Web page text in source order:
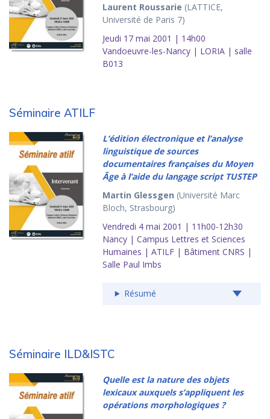
Laurent Roussarie (LATTICE,
Université de Paris 7)
Jeudi 17 mai 2001 | 14h00
Vandoeuvre-les-Nancy | LORIA | salle
B013
Séminaire ATILF
L’édition électronique et l’analyse
linguistique de sources
documentaires françaises du Moyen
Âge à l’aide du langage script TUSTEP
Martin Glessgen (Université Marc
Bloch, Strasbourg)
Vendredi 4 mai 2001 | 11h00-12h30
Nancy | Campus Lettres et Sciences
Humaines | ATILF | Bâtiment CNRS |
Salle Paul Imbs
Résumé
Séminaire ILD&ISTC
Quelle est la nature des objets
lexicaux auxquels s’appliquent les
opérations morphologiques ?